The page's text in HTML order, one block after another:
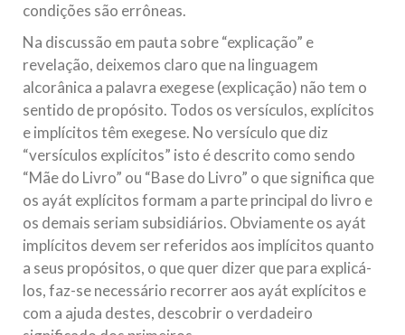
condições são errôneas.
Na discussão em pauta sobre “explicação” e
revelação, deixemos claro que na linguagem
alcorânica a palavra exegese (explicação) não tem o
sentido de propósito. Todos os versículos, explícitos
e implícitos têm exegese. No versículo que diz
“versículos explícitos” isto é descrito como sendo
“Mãe do Livro” ou “Base do Livro” o que significa que
os ayát explícitos formam a parte principal do livro e
os demais seriam subsidiários. Obviamente os ayát
implícitos devem ser referidos aos implícitos quanto
a seus propósitos, o que quer dizer que para explicá-
los, faz-se necessário recorrer aos ayát explícitos e
com a ajuda destes, descobrir o verdadeiro